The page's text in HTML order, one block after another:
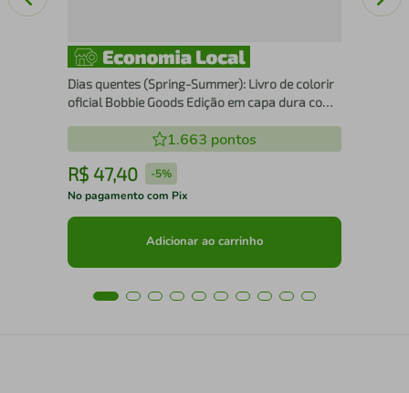
Dias quentes (Spring-Summer): Livro de colorir
oficial Bobbie Goods Edição em capa dura com
1.663 pontos
R$ 47,40 -5%
No pagamento com Pix
Adicionar ao carrinho